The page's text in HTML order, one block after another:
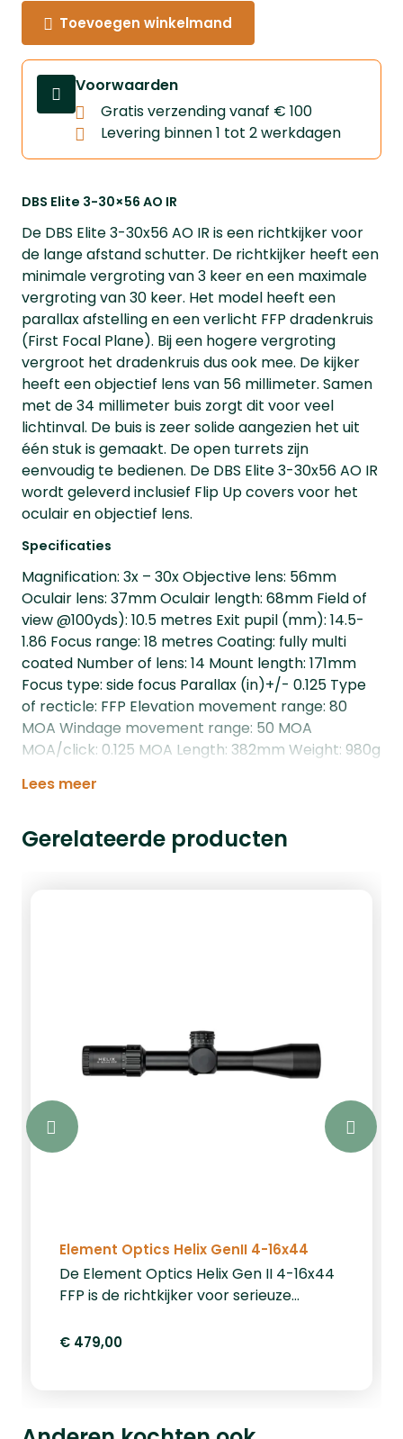
DBS Elite 3-30×56 AO IR
De DBS Elite 3-30x56 AO IR is een richtkijker voor
de lange afstand schutter. De richtkijker heeft een
minimale vergroting van 3 keer en een maximale
vergroting van 30 keer. Het model heeft een
parallax afstelling en een verlicht FFP dradenkruis
(First Focal Plane). Bij een hogere vergroting
vergroot het dradenkruis dus ook mee. De kijker
heeft een objectief lens van 56 millimeter. Samen
met de 34 millimeter buis zorgt dit voor veel
lichtinval. De buis is zeer solide aangezien het uit
één stuk is gemaakt. De open turrets zijn
eenvoudig te bedienen. De DBS Elite 3-30x56 AO IR
wordt geleverd inclusief Flip Up covers voor het
oculair en objectief lens.
Specificaties
Magnification: 3x – 30x Objective lens: 56mm
Oculair lens: 37mm Oculair length: 68mm Field of
view @100yds): 10.5 metres Exit pupil (mm): 14.5-
1.86 Focus range: 18 metres Coating: fully multi
coated Number of lens: 14 Mount length: 171mm
Focus type: side focus Parallax (in)+/- 0.125 Type
of recticle: FFP Elevation movement range: 80
MOA Windage movement range: 50 MOA
MOA/click: 0.125 MOA Length: 382mm Weight: 980g
Lees meer
Toevoegen winkelmand
Voorwaarden
Gratis verzending vanaf € 100
Levering binnen 1 tot 2 werkdagen
Gerelateerde producten
Element Optics Helix GenII 4-16x44
De Element Optics Helix Gen II 4-16x44
FFP is de richtkijker voor serieuze
zonder de hoofdprijs te betalen. Deze
plane (FFP) draadkruis behoudt u de
€ 479,00